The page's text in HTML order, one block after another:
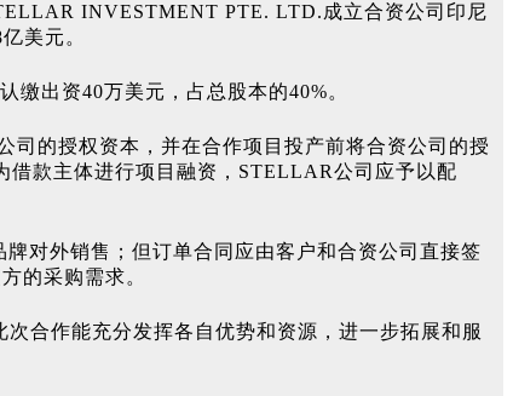
INVESTMENT PTE. LTD.成立合资公司印尼
美元。
出资40万美元，占总股本的40%。
司的授权资本，并在合作项目投产前将合资公司的授
借款主体进行项目融资，STELLAR公司应予以配
对外销售；但订单合同应由客户和合资公司直接签
的采购需求。
合作能充分发挥各自优势和资源，进一步拓展和服